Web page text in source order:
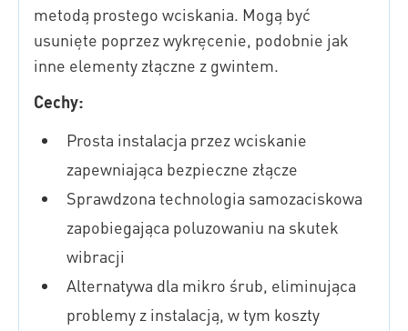
metodą prostego wciskania. Mogą być
usunięte poprzez wykręcenie, podobnie jak
inne elementy złączne z gwintem.
Cechy:
Prosta instalacja przez wciskanie
zapewniająca bezpieczne złącze
Sprawdzona technologia samozaciskowa
zapobiegająca poluzowaniu na skutek
wibracji
Alternatywa dla mikro śrub, eliminująca
problemy z instalacją, w tym koszty